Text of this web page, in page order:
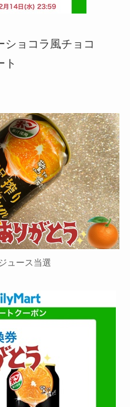
ショコラ風チョコ
ト
ュース当選